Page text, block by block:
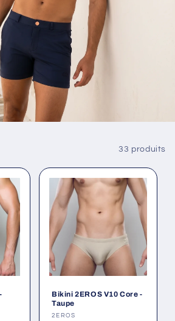
33 produits
Bikini 2EROS V10 Core -
Taupe
Fournisseur :
2EROS